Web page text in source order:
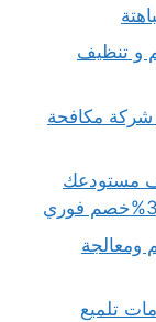
بـ45% خصم و تنظيف
+35%خصم مع شركة مكافحة
مستودعك
لترميم ومعالجة
لخدمات تلميع